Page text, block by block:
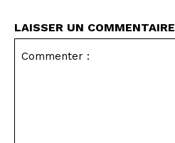
LAISSER UN COMMENTAIRE